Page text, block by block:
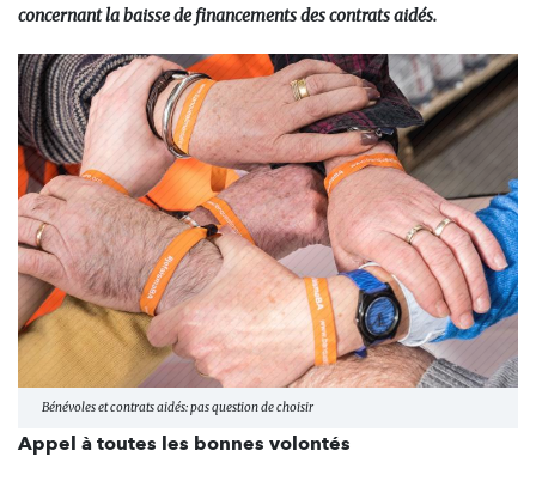
concernant la baisse de financements des contrats aidés.
Bénévoles et contrats aidés: pas question de choisir
Appel à toutes les bonnes volontés